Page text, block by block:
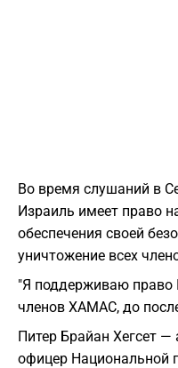
Во время слушаний в
Израиль имеет право
обеспечения своей
уничтожение всех
"Я поддерживаю право
членов ХАМАС, до
Питер Брайан Хегсет
офицер Национальной